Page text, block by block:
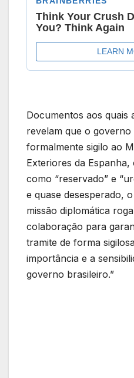
Documentos aos quais
revelam que o governo
formalmente sigilo ao
Exteriores da
como “reservado” e
e quase desesperado,
missão diplomática
colaboração para
tramite de forma
importância e a
governo brasileiro.”